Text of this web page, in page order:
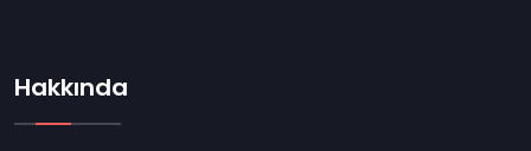
Hakkında